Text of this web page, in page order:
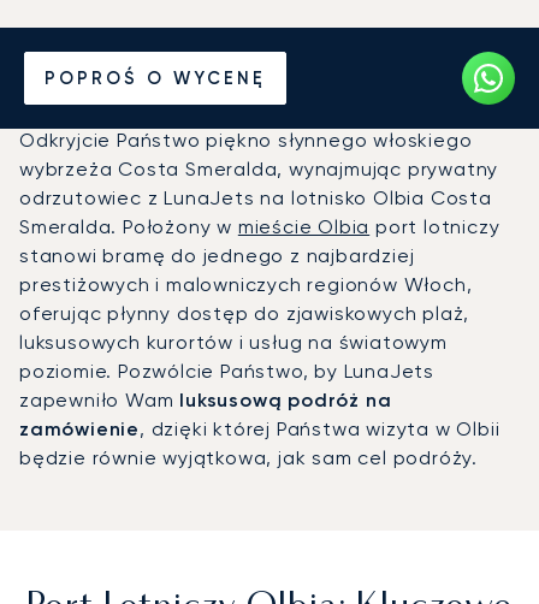
POPROŚ O WYCENĘ
Prywatny odrzutowiec na
Port lotniczy Olbia (OLB)
Odkryjcie Państwo piękno słynnego włoskiego
wybrzeża Costa Smeralda, wynajmując prywatny
odrzutowiec z LunaJets na lotnisko Olbia Costa
Smeralda. Położony w mieście Olbia port lotniczy
stanowi bramę do jednego z najbardziej
prestiżowych i malowniczych regionów Włoch,
oferując płynny dostęp do zjawiskowych plaż,
luksusowych kurortów i usług na światowym
poziomie. Pozwólcie Państwo, by LunaJets
zapewniło Wam luksusową podróż na
zamówienie, dzięki której Państwa wizyta w Olbii
będzie równie wyjątkowa, jak sam cel podróży.